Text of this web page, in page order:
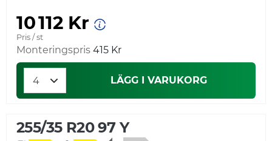
10 112 Kr
Pris / st
Monteringspris 415 Kr
LÄGG I VARUKORG
255/35 R20 97 Y